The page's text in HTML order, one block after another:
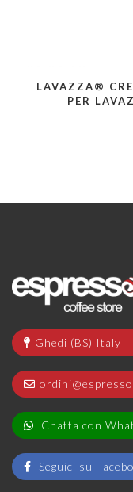
LAVAZZA®
PER
Ghedi (BS) Italy
Chatta con
Seguici su